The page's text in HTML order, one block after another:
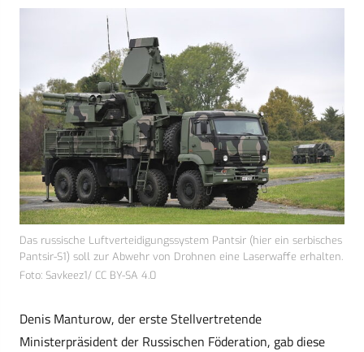
Das russische Luftverteidigungssystem Pantsir (hier ein serbisches
Pantsir-S1) soll zur Abwehr von Drohnen eine Laserwaffe erhalten.
Foto: Savkeez1/ CC BY-SA 4.0
Denis Manturow, der erste Stellvertretende
Ministerpräsident der Russischen Föderation, gab diese